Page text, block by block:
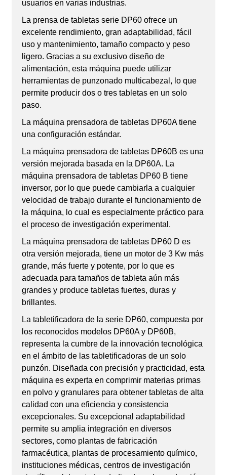
usuarios en varias industrias.
La prensa de tabletas serie DP60 ofrece un
excelente rendimiento, gran adaptabilidad, fácil
uso y mantenimiento, tamaño compacto y peso
ligero. Gracias a su exclusivo diseño de
alimentación, esta máquina puede utilizar
herramientas de punzonado multicabezal, lo que
permite producir dos o tres tabletas en un solo
paso.
La máquina prensadora de tabletas DP60A tiene
una configuración estándar.
La máquina prensadora de tabletas DP60B es una
versión mejorada basada en la DP60A. La
máquina prensadora de tabletas DP60 B tiene
inversor, por lo que puede cambiarla a cualquier
velocidad de trabajo durante el funcionamiento de
la máquina, lo cual es especialmente práctico para
el proceso de investigación experimental.
La máquina prensadora de tabletas DP60 D es
otra versión mejorada, tiene un motor de 3 Kw más
grande, más fuerte y potente, por lo que es
adecuada para tamaños de tableta aún más
grandes y produce tabletas fuertes, duras y
brillantes.
La tabletificadora de la serie DP60, compuesta por
los reconocidos modelos DP60A y DP60B,
representa la cumbre de la innovación tecnológica
en el ámbito de las tabletificadoras de un solo
punzón. Diseñada con precisión y practicidad, esta
máquina es experta en comprimir materias primas
en polvo y granulares para obtener tabletas de alta
calidad con una eficiencia y consistencia
excepcionales. Su excepcional adaptabilidad
permite su amplia integración en diversos
sectores, como plantas de fabricación
farmacéutica, plantas de procesamiento químico,
instituciones médicas, centros de investigación